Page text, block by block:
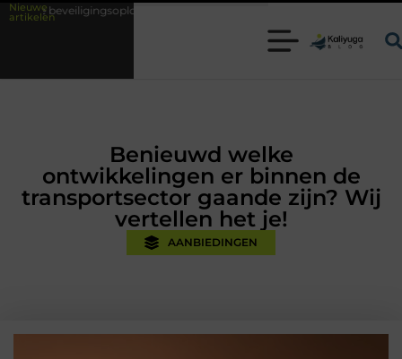
Nieuwe
artikelen met kennis uit de praktijk
Benieuwd welke
ontwikkelingen er binnen de
transportsector gaande zijn? Wij
vertellen het je!
AANBIEDINGEN